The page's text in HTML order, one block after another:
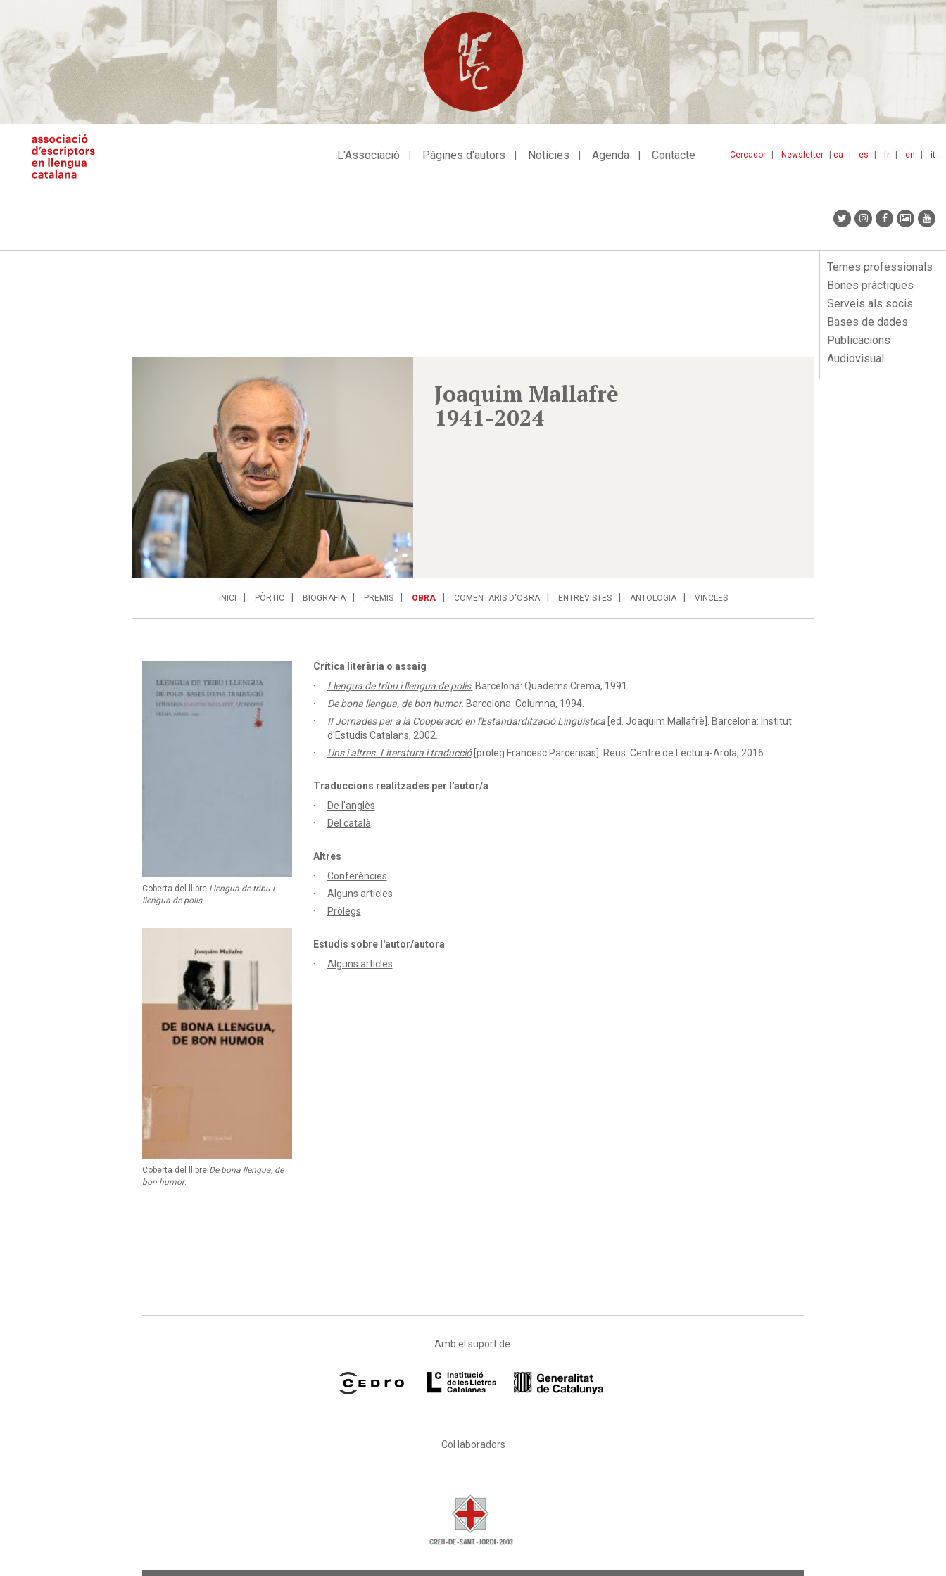
contingut
ca es fr en it
Cercador Newsletter
L'Associació Pàgines d'autors Notícies Agenda Contacte
Menu
lateral
Temes professionals
Bones pràctiques
Serveis als socis
Bases de dades
Publicacions
Audiovisual
Joaquim Mallafrè
1941-2024
INICI PÒRTIC BIOGRAFIA PREMIS OBRA COMENTARIS D'OBRA ENTREVISTES ANTOLOGIA VINCLES
Coberta del llibre Llengua de tribu i
llengua de polis.
Coberta del llibre De bona llengua, de
bon humor.
Crítica literària o assaig
Llengua de tribu i llengua de polis. Barcelona: Quaderns Crema, 1991.
De bona llengua, de bon humor. Barcelona: Columna, 1994.
II Jornades per a la Cooperació en l'Estandardització Lingüística [ed. Joaquim Mallafrè]. Barcelona: Institut
d'Estudis Catalans, 2002.
Uns i altres. Literatura i traducció [pròleg Francesc Parcerisas]. Reus: Centre de Lectura-Arola, 2016.
Traduccions realitzades per l'autor/a
De l'anglès
Del català
Altres
Conferències
Alguns articles
Pròlegs
Estudis sobre l'autor/autora
Alguns articles
Amb el suport de:
Col·laboradors